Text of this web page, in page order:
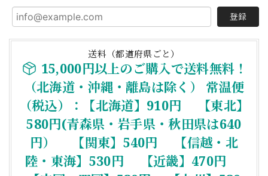
登録
送料（都道府県ごと）
15,000円以上のご購入で送料無料！
（北海道・沖縄・離島は除く） 常温便
（税込）：【北海道】910円 【東北】
580円(青森県・岩手県・秋田県は640
円） 【関東】540円 【信越・北
陸・東海】530円 【近畿】470円